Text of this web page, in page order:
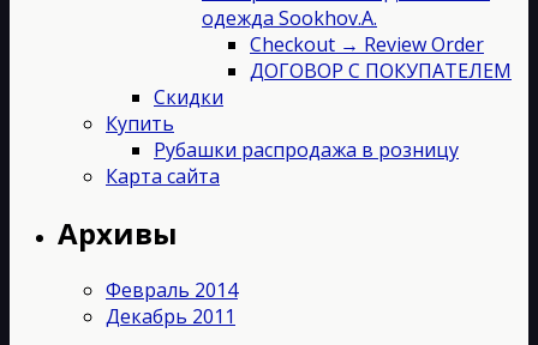
одежда Sookhov.A.
Checkout → Review Order
ДОГОВОР С ПОКУПАТЕЛЕМ
Скидки
Купить
Рубашки распродажа в розницу
Карта сайта
Архивы
Февраль 2014
Декабрь 2011